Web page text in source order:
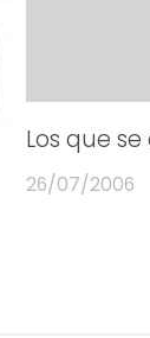
Los que
26/07/2006